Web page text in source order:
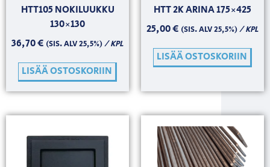
HTT105 NOKILUUKKU
130×130
36,70€ (SIS. ALV 25,5%)/ KPL
LISÄÄ OSTOSKORIIN
HTT 2K ARINA 175×425
25,00€ (SIS. ALV 25,5%)/ KPL
LISÄÄ OSTOSKORIIN